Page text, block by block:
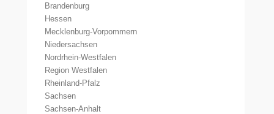
Brandenburg
Hessen
Mecklenburg-Vorpommern
Niedersachsen
Nordrhein-Westfalen
Region Westfalen
Rheinland-Pfalz
Sachsen
Sachsen-Anhalt